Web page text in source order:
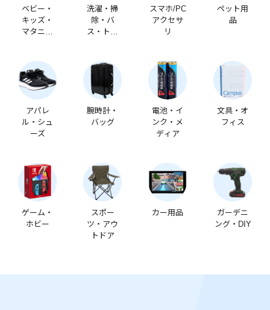
ベビー・
キッズ・
マタニテ
洗濯・掃
除・バ
ス・トイ
スマホ/PC
アクセサ
リ
ペット用
品
アパレ
ル・シュ
ーズ
腕時計・
バッグ
電池・イ
ンク・メ
ディア
文具・オ
フィス
ゲーム・
ホビー
スポー
ツ・アウ
トドア
カー用品
ガーデニ
ング・DIY